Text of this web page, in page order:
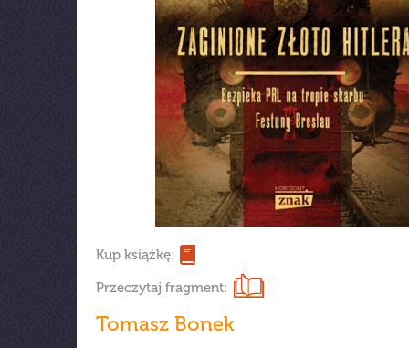
Kup książkę:
Przeczytaj fragment:
Tomasz Bonek